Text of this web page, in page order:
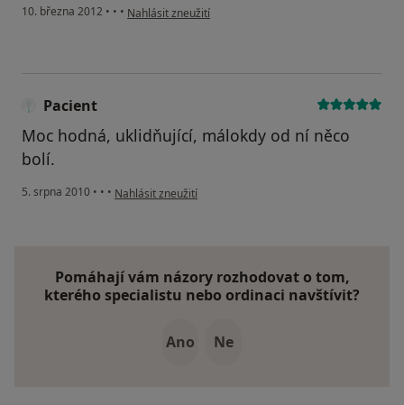
10. března 2012 • • • podle názoru uživatele Kubartová V
Nahlásit zneužití
Pacient
Moc hodná, uklidňující, málokdy od ní něco
bolí.
5. srpna 2010 • • • podle názoru uživatele Pacient
Nahlásit zneužití
Pomáhají vám názory rozhodovat o tom,
kterého specialistu nebo ordinaci navštívit?
Ano Ne